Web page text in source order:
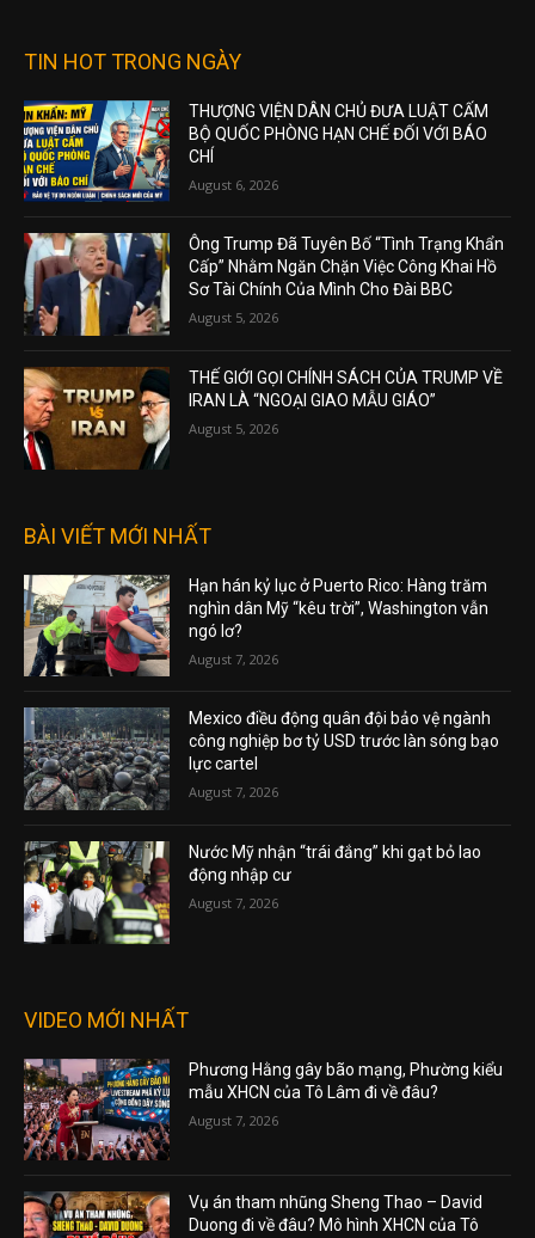
TIN HOT TRONG NGÀY
THƯỢNG VIỆN DÂN CHỦ ĐƯA LUẬT CẤM
BỘ QUỐC PHÒNG HẠN CHẾ ĐỐI VỚI BÁO
CHÍ
August 6, 2026
Ông Trump Đã Tuyên Bố “Tình Trạng Khẩn
Cấp” Nhằm Ngăn Chặn Việc Công Khai Hồ
Sơ Tài Chính Của Mình Cho Đài BBC
August 5, 2026
THẾ GIỚI GỌI CHÍNH SÁCH CỦA TRUMP VỀ
IRAN LÀ “NGOẠI GIAO MẪU GIÁO”
August 5, 2026
BÀI VIẾT MỚI NHẤT
Hạn hán kỷ lục ở Puerto Rico: Hàng trăm
nghìn dân Mỹ “kêu trời”, Washington vẫn
ngó lơ?
August 7, 2026
Mexico điều động quân đội bảo vệ ngành
công nghiệp bơ tỷ USD trước làn sóng bạo
lực cartel
August 7, 2026
Nước Mỹ nhận “trái đắng” khi gạt bỏ lao
động nhập cư
August 7, 2026
VIDEO MỚI NHẤT
Phương Hằng gây bão mạng, Phường kiểu
mẫu XHCN của Tô Lâm đi về đâu?
August 7, 2026
Vụ án tham nhũng Sheng Thao – David
Duong đi về đâu? Mô hình XHCN của Tô